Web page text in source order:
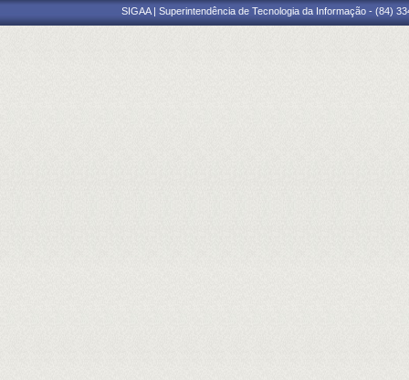
SIGAA | Superintendência de Tecnologia da Informação - (84)